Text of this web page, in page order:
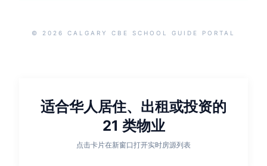
© 2026 CALGARY CBE SCHOOL GUIDE PORTAL
适合华人居住、出租或投资的
21 类物业
点击卡片在新窗口打开实时房源列表